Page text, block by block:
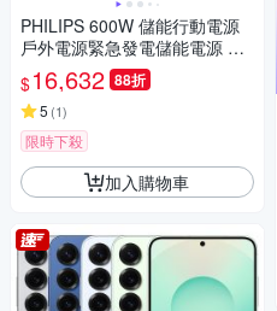
PHILIPS 600W 儲能行動電源
戶外電源緊急發電儲能電源 DL
P8093C[特殺]
$16,632 88折
5 (1)
限時下殺
加入購物車